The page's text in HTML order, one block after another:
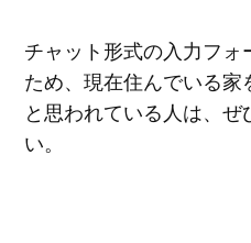
チャット形式の入力フ
ため、現在住んでいる
と思われている人は、ぜ
い。